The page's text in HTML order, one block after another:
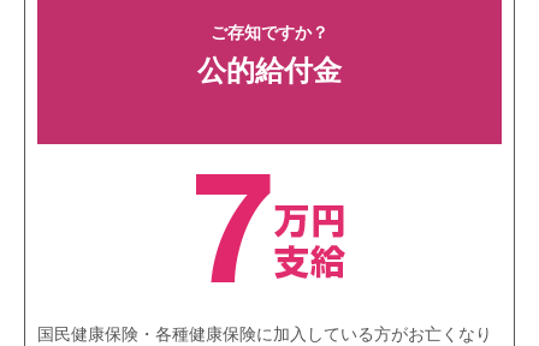
ご存知ですか？
公的給付金
国民健康保険・各種健康保険に加入している方がお亡くなり